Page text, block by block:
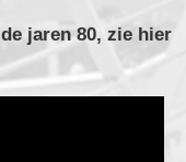
jaren 80, zie hier